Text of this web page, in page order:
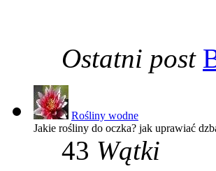
Ostatni post
Rośliny wodne
Jakie rośliny do oczka? jak uprawiać
43 Wątki